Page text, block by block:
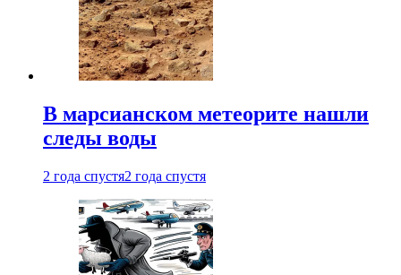
В марсианском метеорите нашли
следы воды
2 года спустя2 года спустя